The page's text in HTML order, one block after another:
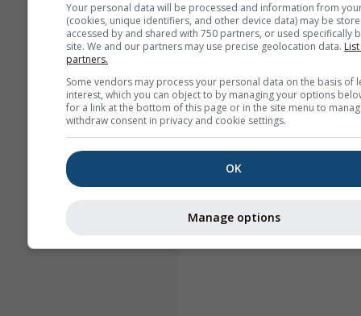
Your personal data will be processed and information from
(cookies, unique identifiers, and other device data) may be
accessed by and shared with 750 partners, or used specifically
site. We and our partners may use precise geolocation data.
partners.
Some vendors may process your personal data on the basis of
interest, which you can object to by managing your options
for a link at the bottom of this page or in the site menu to
withdraw consent in privacy and cookie settings.
OK
Manage options